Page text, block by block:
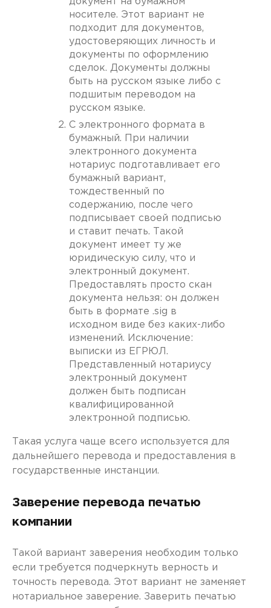
носителе. Этот вариант не
подходит для документов,
удостоверяющих личность и
документы по оформлению
сделок. Документы должны
быть на русском языке либо с
подшитым переводом на
русском языке.
С электронного формата в
бумажный. При наличии
электронного документа
нотариус подготавливает его
бумажный вариант,
тождественный по
содержанию, после чего
подписывает своей подписью
и ставит печать. Такой
документ имеет ту же
юридическую силу, что и
электронный документ.
Предоставлять просто скан
документа нельзя: он должен
быть в формате .sig в
исходном виде без каких-либо
изменений. Исключение:
выписки из ЕГРЮЛ.
Представленный нотариусу
электронный документ
должен быть подписан
квалифицированной
электронной подписью.
Такая услуга чаще всего используется для
дальнейшего перевода и предоставления в
государственные инстанции.
Заверение перевода печатью
компании
Такой вариант заверения необходим только
если требуется подчеркнуть верность и
точность перевода. Этот вариант не заменяет
нотариальное заверение. Заверить печатью